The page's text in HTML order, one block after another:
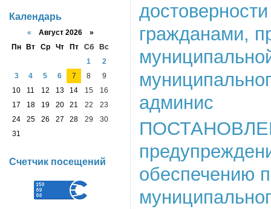
гражданами,
админис
обеспечению
Календарь
« Август 2026 »
Пн
Вт Ср Чт Пт Сб
Вс
1
2
3
4 5 6 7 8
9
10
11 12 13 14 15
16
17
18 19 20 21 22
23
24
25 26 27 28 29
30
31
Счетчик посещений